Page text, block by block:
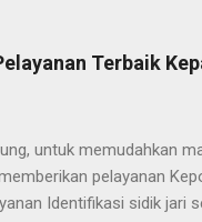
Terbaik
untuk memudahkan
pelayanan
Identifikasi sidik jari